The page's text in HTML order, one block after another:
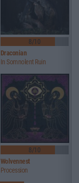
8/10
Draconian
In Somnolent Ruin
8/10
Wolvennest
Procession